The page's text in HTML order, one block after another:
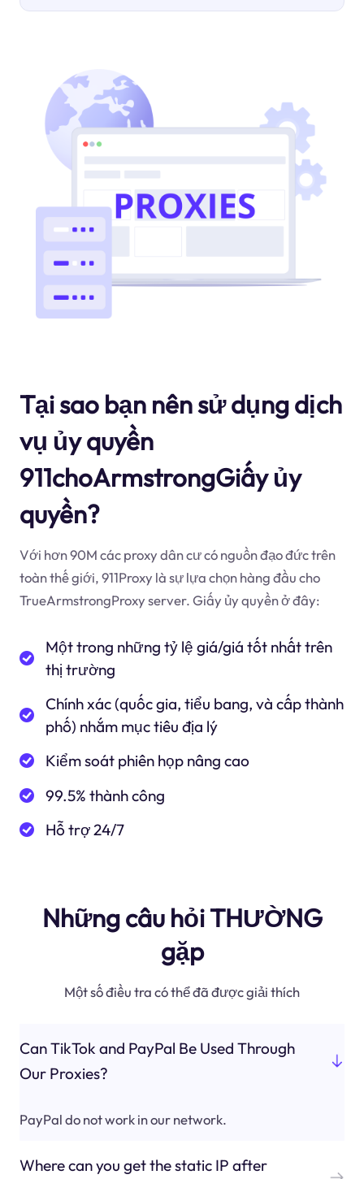
Tại sao bạn nên sử dụng dịch
vụ ủy quyền
911choArmstrongGiấy ủy
quyền?
Với hơn 90M các proxy dân cư có nguồn đạo đức trên
toàn thế giới, 911Proxy là sự lựa chọn hàng đầu cho
TrueArmstrongProxy server. Giấy ủy quyền ở đây:
Một trong những tỷ lệ giá/giá tốt nhất trên
thị trường
Chính xác (quốc gia, tiểu bang, và cấp thành
phố) nhắm mục tiêu địa lý
Kiểm soát phiên họp nâng cao
99.5% thành công
Hỗ trợ 24/7
Những câu hỏi THƯỜNG
gặp
Một số điều tra có thể đã được giải thích
Can TikTok and PayPal Be Used Through
Our Proxies?
PayPal do not work in our network.
Where can you get the static IP after